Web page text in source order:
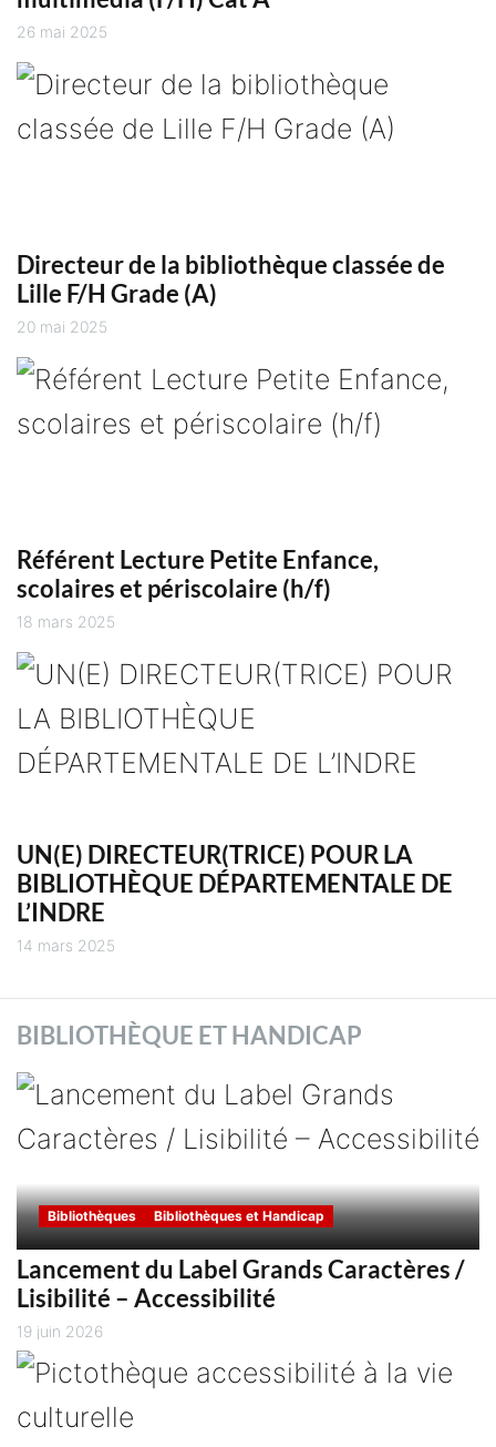
26 mai 2025
Directeur de la bibliothèque classée de
Lille F/H Grade (A)
20 mai 2025
Référent Lecture Petite Enfance,
scolaires et périscolaire (h/f)
18 mars 2025
UN(E) DIRECTEUR(TRICE) POUR LA
BIBLIOTHÈQUE DÉPARTEMENTALE DE
L’INDRE
14 mars 2025
BIBLIOTHÈQUE ET HANDICAP
Bibliothèques Bibliothèques et Handicap
Lancement du Label Grands Caractères /
Lisibilité – Accessibilité
19 juin 2026